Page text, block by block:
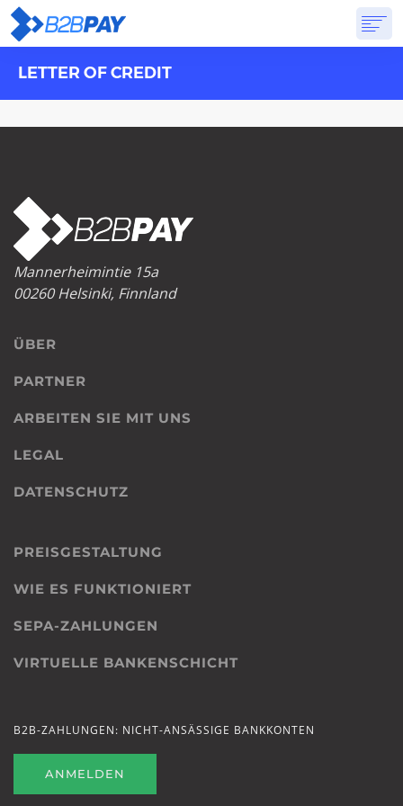
ÜBERLÖSUNGENVIRTUELLE BANK
LETTER OF CREDIT
Mannerheimintie 15a
00260 Helsinki, Finnland
ÜBER
PARTNER
ARBEITEN SIE MIT UNS
LEGAL
DATENSCHUTZ
PREISGESTALTUNG
WIE ES FUNKTIONIERT
SEPA-ZAHLUNGEN
VIRTUELLE BANKENSCHICHT
B2B-ZAHLUNGEN: NICHT-ANSÄSSIGE BANKKONTEN
ANMELDEN